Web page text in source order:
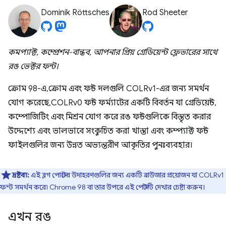
Dominik Röttsches Rod Sheeter
কমপ্যাক্ট, কম্প্রেশন-বান্ধব, আপনার প্রিয় গ্রেডিয়েন্ট ফ্লেভারের সাথে
রঙ ভেক্টর ফন্ট।
ক্রোম 98-এ, ক্রোম এবং ফন্ট দলগুলি COLRv1-এর জন্য সমর্থন
যোগ করেছে, COLRv0 ফন্ট ফর্ম্যাটের একটি বিবর্তন যা গ্রেডিয়েন্ট,
কম্পোজিটিং এবং মিশ্রন যোগ করে রঙ ফন্টগুলিকে বিস্তৃত করার
উদ্দেশ্যে এবং ভালভাবে সংকুচিত করা খাস্তা এবং কম্প্যাক্ট ফন্ট
ফাইলগুলির জন্য উন্নত অভ্যন্তরীণ আকৃতির পুনঃব্যবহার।
দ্রষ্টব্য:এই ব্লগ পোস্টের উদাহরণগুলির জন্য একটি ব্রাউজার প্রয়োজন যা COLRv1
ফন্ট সমর্থন করে৷ Chrome 98 বা তার উপরে এই পোস্টটি দেখার চেষ্টা করুন।
এখন রঙ